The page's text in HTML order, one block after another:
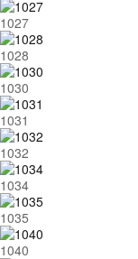
1027
1028
1030
1031
1032
1034
1035
1040